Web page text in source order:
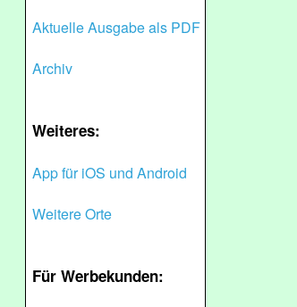
Aktuelle Ausgabe als PDF
Archiv
Weiteres:
App für iOS und Android
Weitere Orte
Für Werbekunden: